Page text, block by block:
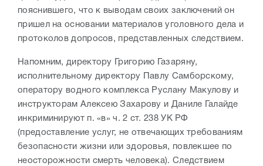
пояснившего, что к выводам своих заключений он
пришел на основании материалов уголовного дела и
протоколов допросов, представленных следствием.
Напомним, директору Григорию Газаряну,
исполнительному директору Павлу Самборскому,
оператору водного комплекса Руслану Макулову и
инструкторам Алексею Захарову и Даниле Галайде
инкриминируют п. «в» ч. 2 ст. 238 УК РФ
(предоставление услуг, не отвечающих требованиям
безопасности жизни или здоровья, повлекшее по
неосторожности смерть человека). Следствием